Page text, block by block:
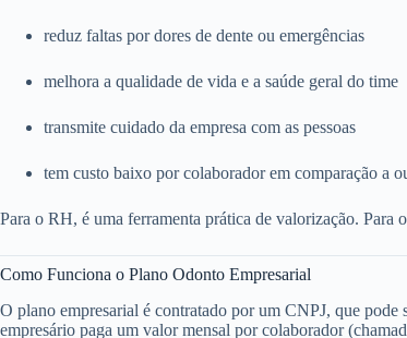
reduz faltas por dores de dente ou emergências
melhora a qualidade de vida e a saúde geral do time
transmite cuidado da empresa com as pessoas
tem custo baixo por colaborador em comparação a
Para o RH, é uma ferramenta prática de valorização.
Como Funciona o Plano Odonto Empresarial
O plano empresarial é contratado por um CNPJ, que pode
empresário paga um valor mensal por colaborador